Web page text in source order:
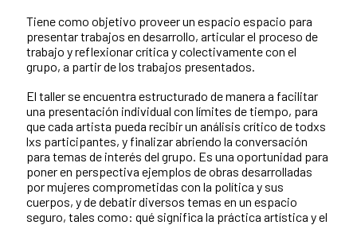
Tiene como objetivo proveer un espacio espacio para
presentar trabajos en desarrollo, articular el proceso de
trabajo y reflexionar crítica y colectivamente con el
grupo, a partir de los trabajos presentados.
El taller se encuentra estructurado de manera a facilitar
una presentación individual con límites de tiempo, para
que cada artista pueda recibir un análisis crítico de todxs
lxs participantes, y finalizar abriendo la conversación
para temas de interés del grupo. Es una oportunidad para
poner en perspectiva ejemplos de obras desarrolladas
por mujeres comprometidas con la política y sus
cuerpos, y de debatir diversos temas en un espacio
seguro, tales como: qué significa la práctica artística y el